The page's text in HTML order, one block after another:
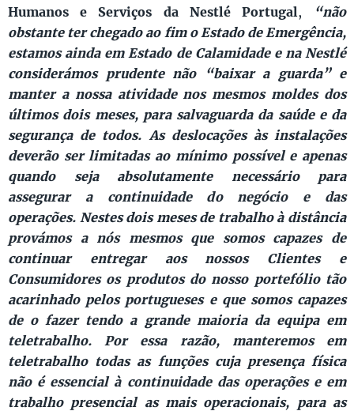
Humanos e Serviços da Nestlé Portugal,
“não
obstante ter chegado ao fim o Estado de Emergência,
estamos ainda em Estado de Calamidade e na Nestlé
considerámos prudente não “baixar a guarda” e
manter a nossa atividade nos mesmos moldes dos
últimos dois meses, para salvaguarda da saúde e da
segurança de todos. As deslocações às instalações
deverão ser limitadas ao mínimo possível e apenas
quando seja absolutamente necessário para
assegurar a continuidade do negócio e das
operações. Nestes dois meses de trabalho à distância
provámos a nós mesmos que somos capazes de
continuar entregar aos nossos Clientes e
Consumidores os produtos do nosso portefólio tão
acarinhado pelos portugueses e que somos capazes
de o fazer tendo a grande maioria da equipa em
teletrabalho. Por essa razão, manteremos em
teletrabalho todas as funções cuja presença física
não é essencial à continuidade das operações e em
trabalho presencial as mais operacionais, para as